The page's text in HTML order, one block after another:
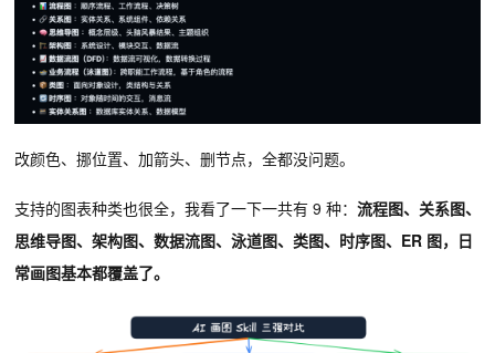
改颜色、挪位置、加箭头、删节点，全都没问题。
支持的图表种类也很全，我看了一下一共有 9 种： 流程图、关系图、
思维导图、架构图、数据流图、泳道图、类图、时序图、ER 图，日
常画图基本都覆盖了。